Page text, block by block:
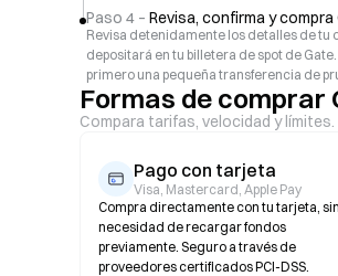
Paso 4 – Revisa, confirma y
Revisa detenidamente los detalles de tu
depositará en tu billetera de spot de
primero una pequeña transferencia de
Formas de comprar
Compara tarifas, velocidad y
Pago con tarjeta
Visa, Mastercard, Apple Pay
Compra directamente con tu tarjeta, sin
necesidad de recargar fondos
previamente. Seguro a través de
proveedores certificados PCI-DSS.